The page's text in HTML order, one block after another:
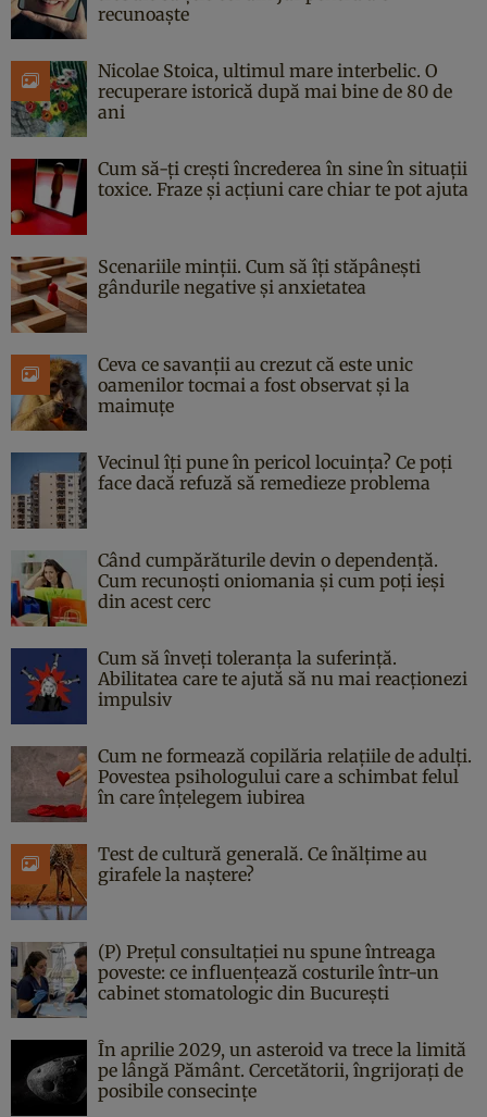
recunoaște
Nicolae Stoica, ultimul mare interbelic. O
recuperare istorică după mai bine de 80 de
ani
Cum să-ți crești încrederea în sine în situații
toxice. Fraze și acțiuni care chiar te pot ajuta
Scenariile minții. Cum să îți stăpânești
gândurile negative și anxietatea
Ceva ce savanții au crezut că este unic
oamenilor tocmai a fost observat și la
maimuțe
Vecinul îți pune în pericol locuința? Ce poți
face dacă refuză să remedieze problema
Când cumpărăturile devin o dependență.
Cum recunoști oniomania și cum poți ieși
din acest cerc
Cum să înveți toleranța la suferință.
Abilitatea care te ajută să nu mai reacționezi
impulsiv
Cum ne formează copilăria relațiile de adulți.
Povestea psihologului care a schimbat felul
în care înțelegem iubirea
Test de cultură generală. Ce înălțime au
girafele la naștere?
(P) Prețul consultației nu spune întreaga
poveste: ce influențează costurile într-un
cabinet stomatologic din București
În aprilie 2029, un asteroid va trece la limită
pe lângă Pământ. Cercetătorii, îngrijorați de
posibile consecințe